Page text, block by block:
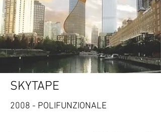
SKYTAPE
2008 - POLIFUNZIONALE